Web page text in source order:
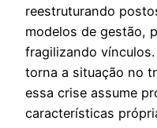
reestruturando
modelos de gestão,
fragilizando
torna a situação no
essa crise assume
características